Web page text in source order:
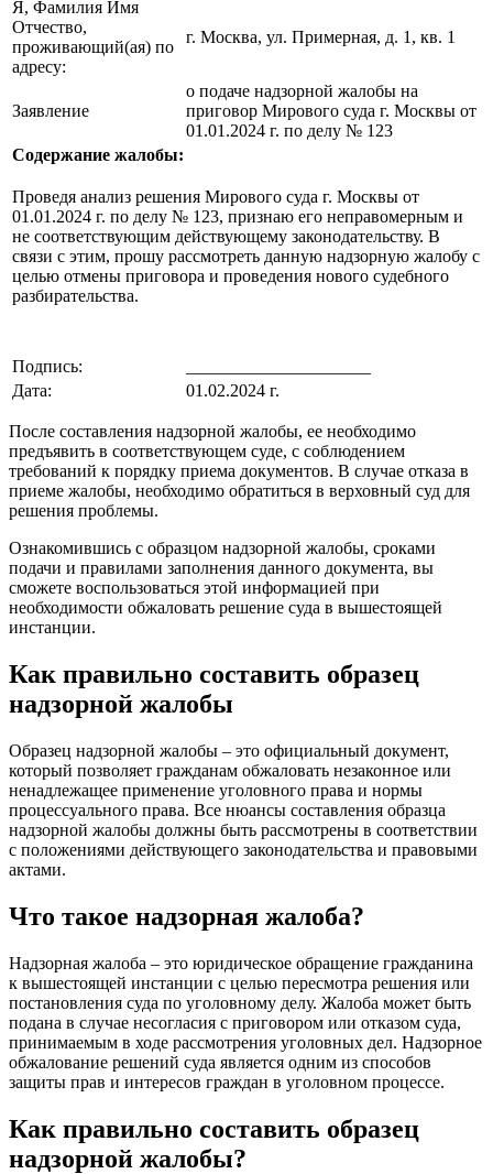
Я, Фамилия Имя
Отчество,
проживающий(ая) по
адресу:
г. Москва, ул. Примерная, д. 1, кв. 1
Заявление
о подаче надзорной жалобы на
приговор Мирового суда г. Москвы от
01.01.2024 г. по делу № 123
Содержание жалобы:
Проведя анализ решения Мирового суда г. Москвы от
01.01.2024 г. по делу № 123, признаю его неправомерным и
не соответствующим действующему законодательству. В
связи с этим, прошу рассмотреть данную надзорную жалобу с
целью отмены приговора и проведения нового судебного
разбирательства.
Подпись:
Дата:
01.02.2024 г.
После составления надзорной жалобы, ее необходимо
предъявить в соответствующем суде, с соблюдением
требований к порядку приема документов. В случае отказа в
приеме жалобы, необходимо обратиться в верховный суд для
решения проблемы.
Ознакомившись с образцом надзорной жалобы, сроками
подачи и правилами заполнения данного документа, вы
сможете воспользоваться этой информацией при
необходимости обжаловать решение суда в вышестоящей
инстанции.
Как правильно составить образец
надзорной жалобы
Образец надзорной жалобы – это официальный документ,
который позволяет гражданам обжаловать незаконное или
ненадлежащее применение уголовного права и нормы
процессуального права. Все нюансы составления образца
надзорной жалобы должны быть рассмотрены в соответствии
с положениями действующего законодательства и правовыми
актами.
Что такое надзорная жалоба?
Надзорная жалоба – это юридическое обращение гражданина
к вышестоящей инстанции с целью пересмотра решения или
постановления суда по уголовному делу. Жалоба может быть
подана в случае несогласия с приговором или отказом суда,
принимаемым в ходе рассмотрения уголовных дел. Надзорное
обжалование решений суда является одним из способов
защиты прав и интересов граждан в уголовном процессе.
Как правильно составить образец
надзорной жалобы?